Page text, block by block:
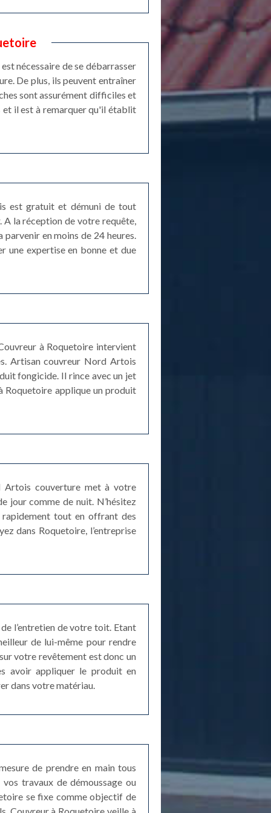
nécessaire de se débarrasser
De plus, ils peuvent entraîner
sont assurément difficiles et
et il est à remarquer qu'il établit
est gratuit et démuni de tout
A la réception de votre requête,
en moins de 24 heures.
une expertise en bonne et due
à Roquetoire intervient
Artisan couvreur Nord Artois
fongicide. Il rince avec un jet
Roquetoire applique un produit
Artois couverture met à votre
jour comme de nuit. N’hésitez
tout en offrant des
dans Roquetoire, l’entreprise
l’entretien de votre toit. Etant
de lui-même pour rendre
votre revêtement est donc un
avoir appliquer le produit en
dans votre matériau.
de prendre en main tous
travaux de démoussage ou
se fixe comme objectif de